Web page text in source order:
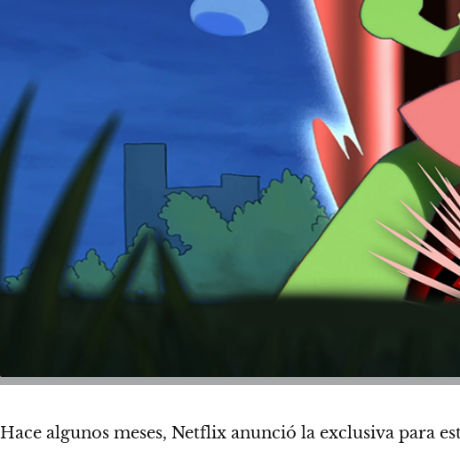
Hace algunos meses, Netflix anunció la exclusiva para